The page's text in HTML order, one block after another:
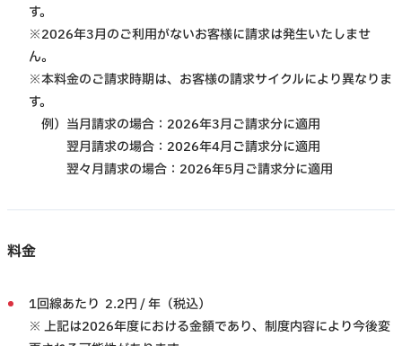
す。
※2026年3月のご利用がないお客様に請求は発生いたしませ
ん。
※本料金のご請求時期は、お客様の請求サイクルにより異なりま
す。
例）当月請求の場合：2026年3月ご請求分に適用
翌月請求の場合：2026年4月ご請求分に適用
翌々月請求の場合：2026年5月ご請求分に適用
料金
1回線あたり 2.2円 / 年（税込）
※ 上記は2026年度における金額であり、制度内容により今後変